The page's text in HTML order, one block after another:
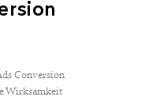
Conversion
Wirksamkeit